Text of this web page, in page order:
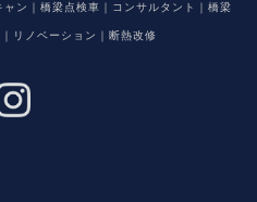
ン｜橋梁点検車｜コンサルタント｜橋梁
リノベーション｜断熱改修